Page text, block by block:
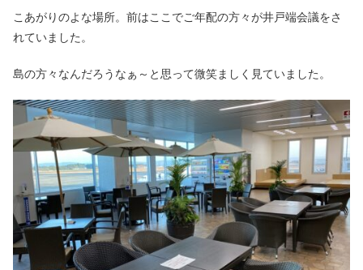
こあがりのよな場所。前はここでご年配の方々が井戸端会議をさ
れていました。
島の方々なんだろうなぁ～と思って微笑ましく見ていました。